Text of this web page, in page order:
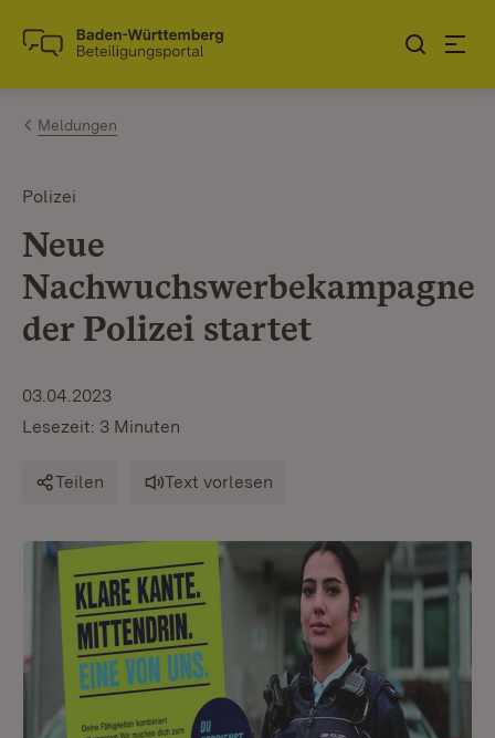
Zum Inhalt springen
Link zur Startseite
Meldungen
Polizei
Neue
Nachwuchswerbekampagne
der Polizei startet
03.04.2023
Lesezeit: 3 Minuten
Teilen Text vorlesen